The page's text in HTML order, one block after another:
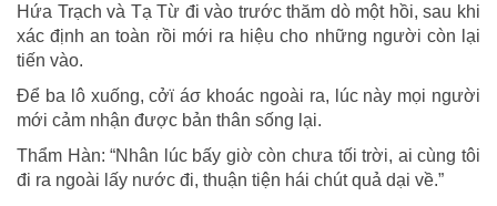
Hứa Trạch và Tạ Từ đi vào trước thăm dò một hồi, sau khi
xác định an toàn rồi mới ra hiệu cho những người còn lại
tiến vào.
Để ba lô xuống, cởϊ áσ khoác ngoài ra, lúc này mọi người
mới cảm nhận được bản thân sống lại.
Thẩm Hàn: “Nhân lúc bấy giờ còn chưa tối trời, ai cùng tôi
đi ra ngoài lấy nước đi, thuận tiện hái chút quả dại về.”